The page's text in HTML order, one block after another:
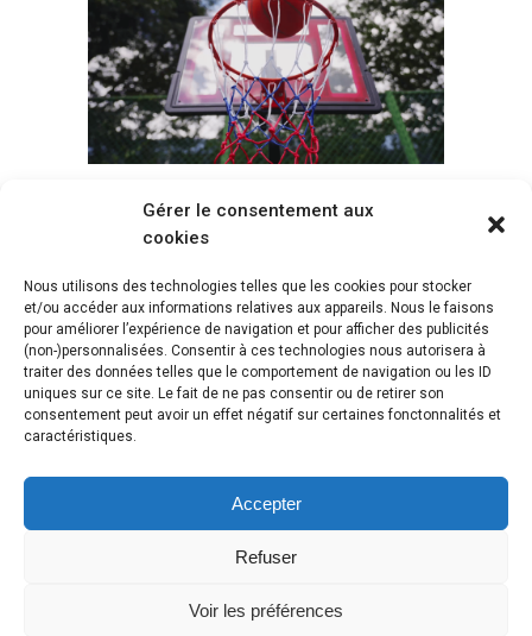
Gérer le consentement aux
cookies
Nous utilisons des technologies telles que les cookies pour stocker
et/ou accéder aux informations relatives aux appareils. Nous le faisons
pour améliorer l’expérience de navigation et pour afficher des publicités
(non-)personnalisées. Consentir à ces technologies nous autorisera à
traiter des données telles que le comportement de navigation ou les ID
uniques sur ce site. Le fait de ne pas consentir ou de retirer son
consentement peut avoir un effet négatif sur certaines fonctonnalités et
caractéristiques.
Accepter
Refuser
Voir les préférences
Voir tous les paniers
Copyright © 2018 Webasket |